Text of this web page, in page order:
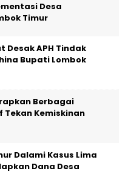
Desa
Timur
Desak APH Tindak
Bupati Lombok
Berbagai
Kemiskinan
Dalami Kasus Lima
Dana Desa